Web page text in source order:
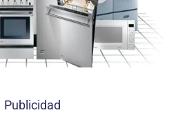
Publicidad